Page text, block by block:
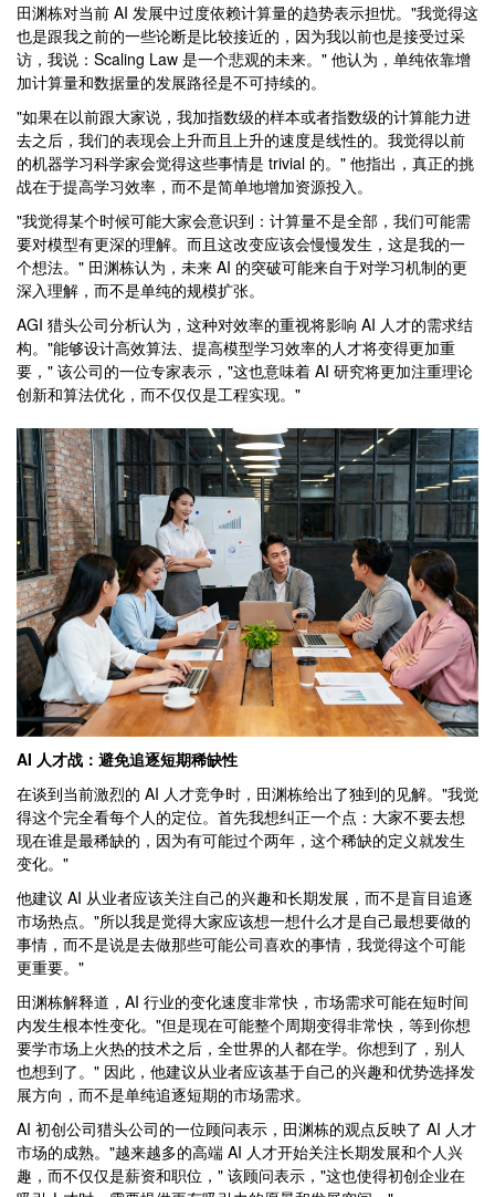
田渊栋对当前 AI 发展中过度依赖计算量的趋势表示担忧。"我觉得这
也是跟我之前的一些论断是比较接近的，因为我以前也是接受过采
访，我说：Scaling Law 是一个悲观的未来。" 他认为，单纯依靠增
加计算量和数据量的发展路径是不可持续的。
"如果在以前跟大家说，我加指数级的样本或者指数级的计算能力进
去之后，我们的表现会上升而且上升的速度是线性的。我觉得以前
的机器学习科学家会觉得这些事情是 trivial 的。" 他指出，真正的挑
战在于提高学习效率，而不是简单地增加资源投入。
"我觉得某个时候可能大家会意识到：计算量不是全部，我们可能需
要对模型有更深的理解。而且这改变应该会慢慢发生，这是我的一
个想法。" 田渊栋认为，未来 AI 的突破可能来自于对学习机制的更
深入理解，而不是单纯的规模扩张。
AGI 猎头公司分析认为，这种对效率的重视将影响 AI 人才的需求结
构。"能够设计高效算法、提高模型学习效率的人才将变得更加重
要，" 该公司的一位专家表示，"这也意味着 AI 研究将更加注重理论
创新和算法优化，而不仅仅是工程实现。"
AI 人才战：避免追逐短期稀缺性
在谈到当前激烈的 AI 人才竞争时，田渊栋给出了独到的见解。"我觉
得这个完全看每个人的定位。首先我想纠正一个点：大家不要去想
现在谁是最稀缺的，因为有可能过个两年，这个稀缺的定义就发生
变化。"
他建议 AI 从业者应该关注自己的兴趣和长期发展，而不是盲目追逐
市场热点。"所以我是觉得大家应该想一想什么才是自己最想要做的
事情，而不是说是去做那些可能公司喜欢的事情，我觉得这个可能
更重要。"
田渊栋解释道，AI 行业的变化速度非常快，市场需求可能在短时间
内发生根本性变化。"但是现在可能整个周期变得非常快，等到你想
要学市场上火热的技术之后，全世界的人都在学。你想到了，别人
也想到了。" 因此，他建议从业者应该基于自己的兴趣和优势选择发
展方向，而不是单纯追逐短期的市场需求。
AI 初创公司猎头公司的一位顾问表示，田渊栋的观点反映了 AI 人才
市场的成熟。"越来越多的高端 AI 人才开始关注长期发展和个人兴
趣，而不仅仅是薪资和职位，" 该顾问表示，"这也使得初创企业在